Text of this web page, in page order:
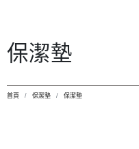
保潔墊
首頁 保潔墊 保潔墊